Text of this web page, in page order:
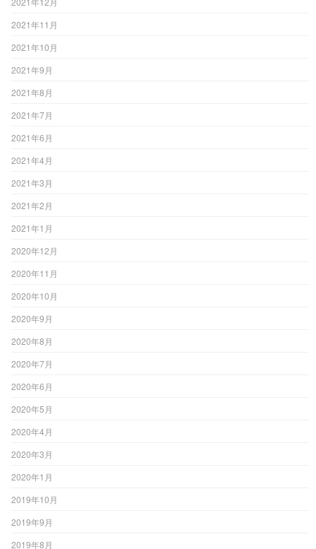
2021年11月
2021年10月
2021年9月
2021年8月
2021年7月
2021年6月
2021年4月
2021年3月
2021年2月
2021年1月
2020年12月
2020年11月
2020年10月
2020年9月
2020年8月
2020年7月
2020年6月
2020年5月
2020年4月
2020年3月
2020年1月
2019年10月
2019年9月
2019年8月